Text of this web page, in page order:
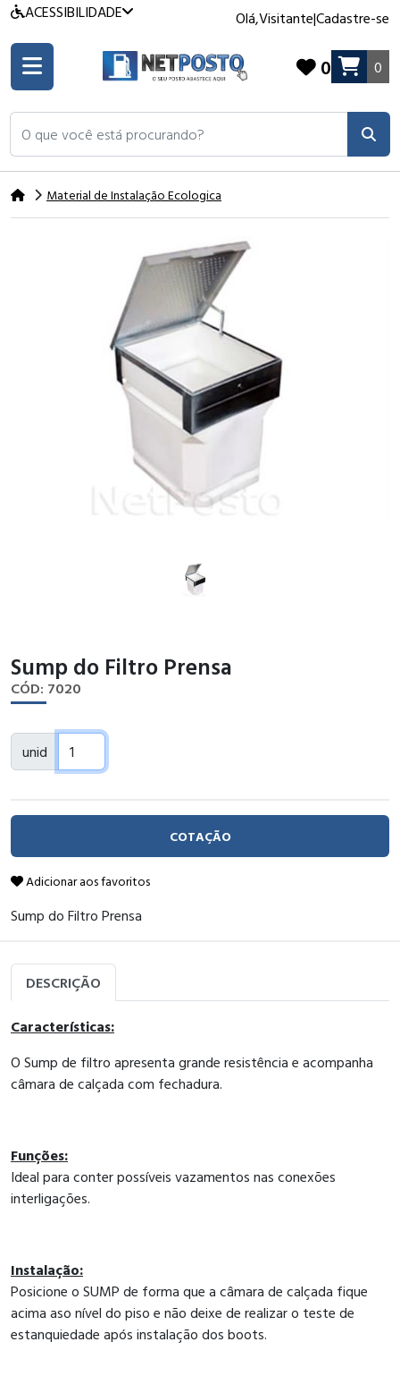
ACESSIBILIDADE Olá,Visitante|Cadastre-se
O que você está procurando?
0 0
Material de Instalação Ecologica
Sump do Filtro Prensa
CÓD: 7020
unid
COTAÇÃO
Adicionar aos favoritos
Sump do Filtro Prensa
DESCRIÇÃO
Características:
O Sump de filtro apresenta grande resistência e acompanha
câmara de calçada com fechadura.
Funções:
Ideal para conter possíveis vazamentos nas conexões
interligações.
Instalação:
Posicione o SUMP de forma que a câmara de calçada fique
acima aso nível do piso e não deixe de realizar o teste de
estanquiedade após instalação dos boots.